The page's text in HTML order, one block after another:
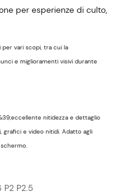
per esperienze di culto,
vari scopi, tra cui la
e miglioramenti visivi durante
nitidezza e dettaglio
grafici e video nitidi. Adatto agli
P2 P2.5